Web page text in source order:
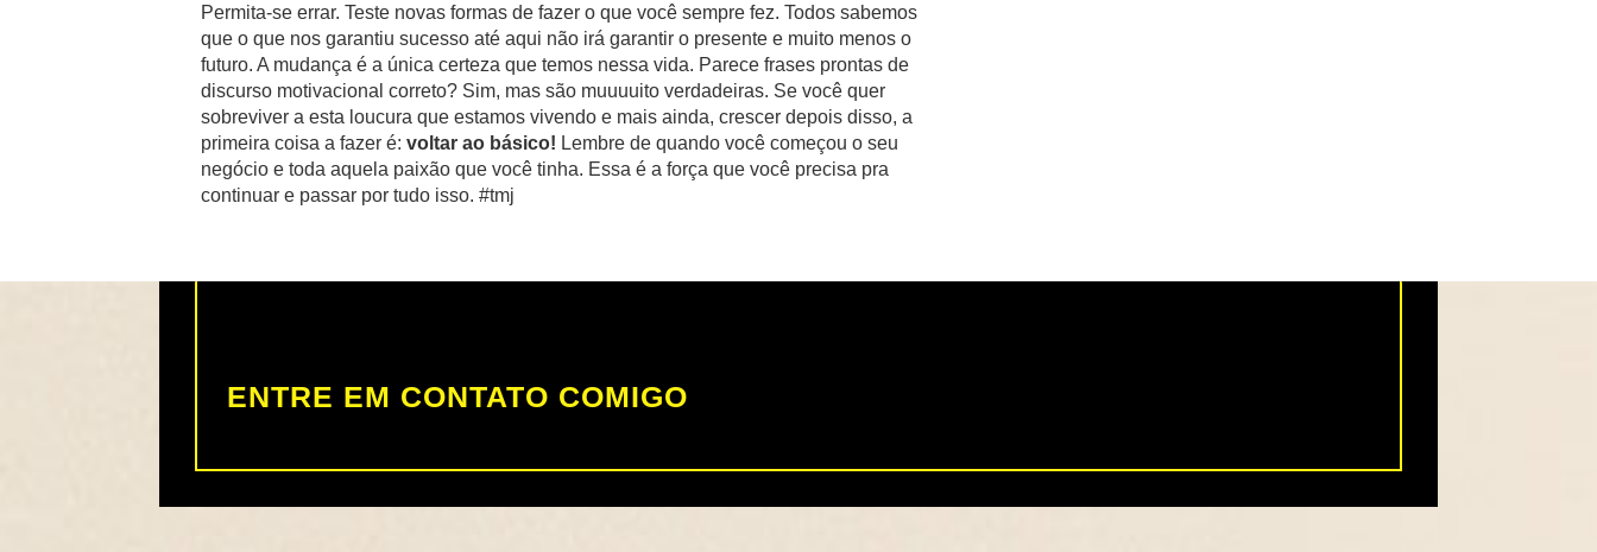
Permita-se errar. Teste novas formas de fazer o que você sempre fez. Todos sabemos
que o que nos garantiu sucesso até aqui não irá garantir o presente e muito menos o
futuro. A mudança é a única certeza que temos nessa vida. Parece frases prontas de
discurso motivacional correto? Sim, mas são muuuuito verdadeiras. Se você quer
sobreviver a esta loucura que estamos vivendo e mais ainda, crescer depois disso, a
primeira coisa a fazer é:voltar ao básico! Lembre de quando você começou o seu
negócio e toda aquela paixão que você tinha. Essa é a força que você precisa pra
continuar e passar por tudo isso. #tmj
ENTRE EM CONTATO COMIGO